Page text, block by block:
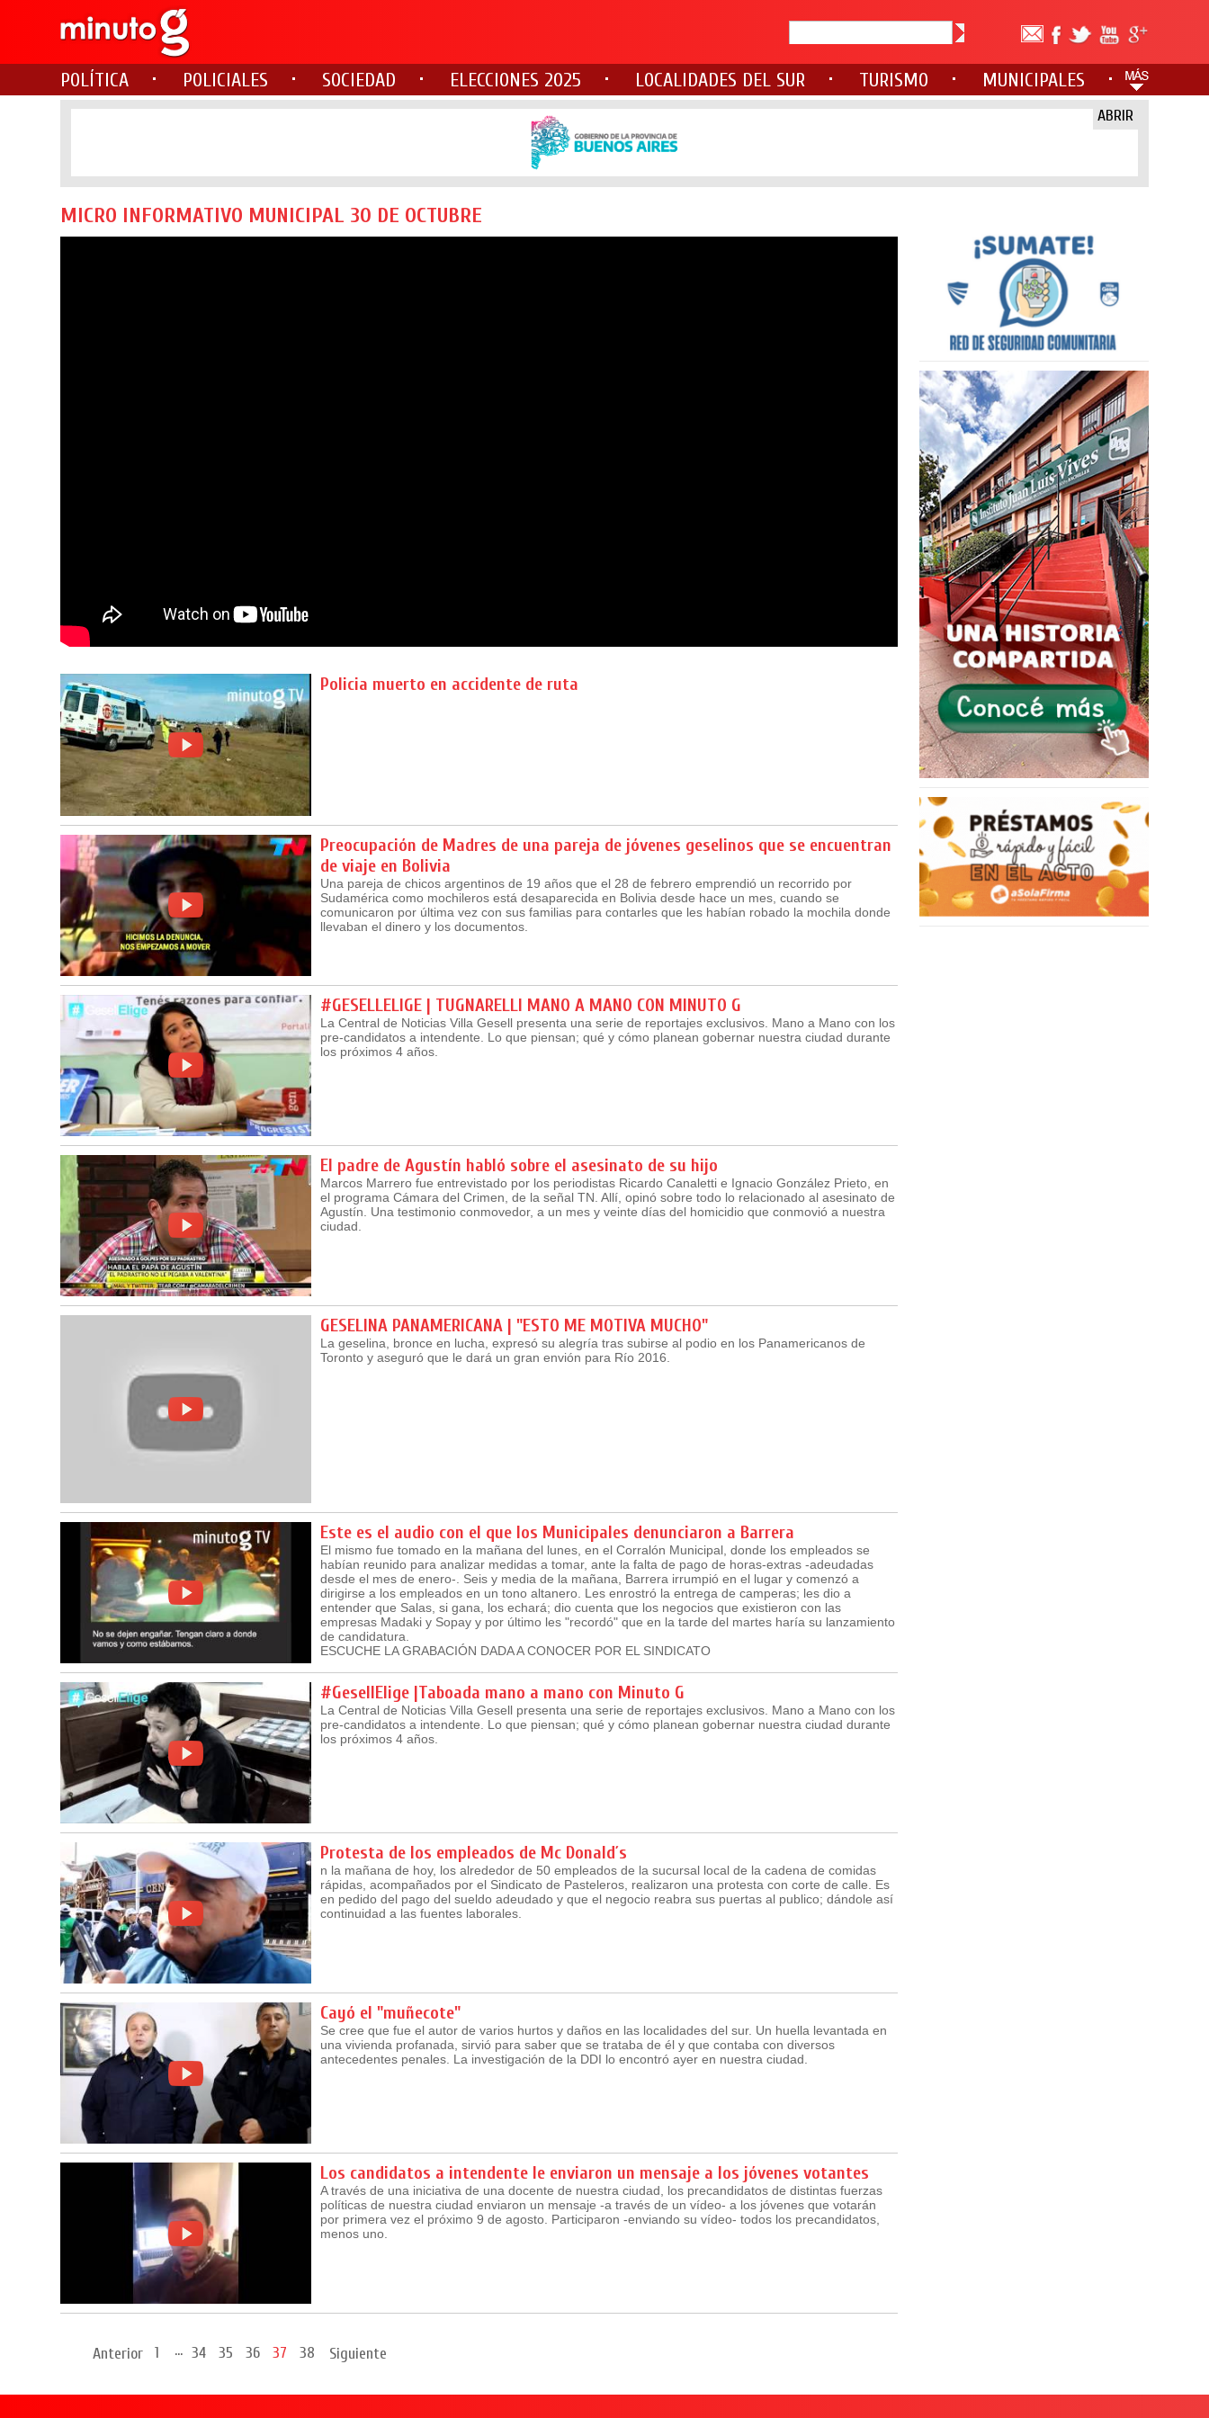
POLÍTICA POLICIALES SOCIEDAD ELECCIONES 2025 LOCALIDADES DEL SUR TURISMO MUNICIPALES
ABRIR
MICRO INFORMATIVO MUNICIPAL 30 DE OCTUBRE
Policia muerto en accidente de ruta
Preocupación de Madres de una pareja de jóvenes geselinos que se encuentran
de viaje en Bolivia
Una pareja de chicos argentinos de 19 años que el 28 de febrero emprendió un recorrido por
Sudamérica como mochileros está desaparecida en Bolivia desde hace un mes, cuando se
comunicaron por última vez con sus familias para contarles que les habían robado la mochila donde
llevaban el dinero y los documentos.
#GESELLELIGE | TUGNARELLI MANO A MANO CON MINUTO G
La Central de Noticias Villa Gesell presenta una serie de reportajes exclusivos. Mano a Mano con los
pre-candidatos a intendente. Lo que piensan; qué y cómo planean gobernar nuestra ciudad durante
los próximos 4 años.
El padre de Agustín habló sobre el asesinato de su hijo
Marcos Marrero fue entrevistado por los periodistas Ricardo Canaletti e Ignacio González Prieto, en
el programa Cámara del Crimen, de la señal TN. Allí, opinó sobre todo lo relacionado al asesinato de
Agustín. Una testimonio conmovedor, a un mes y veinte días del homicidio que conmovió a nuestra
ciudad.
GESELINA PANAMERICANA | "ESTO ME MOTIVA MUCHO"
La geselina, bronce en lucha, expresó su alegría tras subirse al podio en los Panamericanos de
Toronto y aseguró que le dará un gran envión para Río 2016.
Este es el audio con el que los Municipales denunciaron a Barrera
El mismo fue tomado en la mañana del lunes, en el Corralón Municipal, donde los empleados se
habían reunido para analizar medidas a tomar, ante la falta de pago de horas-extras -adeudadas
desde el mes de enero-. Seis y media de la mañana, Barrera irrumpió en el lugar y comenzó a
dirigirse a los empleados en un tono altanero. Les enrostró la entrega de camperas; les dio a
entender que Salas, si gana, los echará; dio cuenta que los negocios que existieron con las
empresas Madaki y Sopay y por último les "recordó" que en la tarde del martes haría su lanzamiento
de candidatura.
ESCUCHE LA GRABACIÓN DADA A CONOCER POR EL SINDICATO
#GesellElige |Taboada mano a mano con Minuto G
La Central de Noticias Villa Gesell presenta una serie de reportajes exclusivos. Mano a Mano con los
pre-candidatos a intendente. Lo que piensan; qué y cómo planean gobernar nuestra ciudad durante
los próximos 4 años.
Protesta de los empleados de Mc Donald´s
n la mañana de hoy, los alrededor de 50 empleados de la sucursal local de la cadena de comidas
rápidas, acompañados por el Sindicato de Pasteleros, realizaron una protesta con corte de calle. Es
en pedido del pago del sueldo adeudado y que el negocio reabra sus puertas al publico; dándole así
continuidad a las fuentes laborales.
Cayó el "muñecote"
Se cree que fue el autor de varios hurtos y daños en las localidades del sur. Un huella levantada en
una vivienda profanada, sirvió para saber que se trataba de él y que contaba con diversos
antecedentes penales. La investigación de la DDI lo encontró ayer en nuestra ciudad.
Los candidatos a intendente le enviaron un mensaje a los jóvenes votantes
A través de una iniciativa de una docente de nuestra ciudad, los precandidatos de distintas fuerzas
políticas de nuestra ciudad enviaron un mensaje -a través de un vídeo- a los jóvenes que votarán
por primera vez el próximo 9 de agosto. Participaron -enviando su vídeo- todos los precandidatos,
menos uno.
Anterior 1 ... 34 35 36 37 38 Siguiente